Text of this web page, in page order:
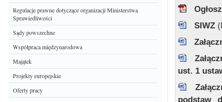
Regulacje prawne dotyczące organizacji Ministerstwa
Sprawiedliwości
Sądy powszechne
Współpraca międzynarodowa
Majątek
Projekty europejskie
Oferty pracy
SIWZ
ust. 1
podstaw